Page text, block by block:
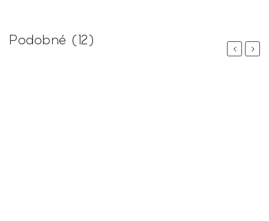
Podobné (12)
PreviousNext